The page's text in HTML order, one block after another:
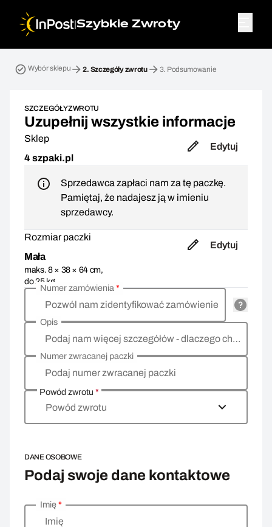
|Szybkie Zwroty
Wybór sklepu 2. Szczegóły zwrotu 3. Podsumowanie
SZCZEGÓŁY ZWROTU
Uzupełnij wszystkie informacje
Sklep
4 szpaki.pl
Edytuj
Sprzedawca zapłaci nam za tę paczkę.
Pamiętaj, że nadajesz ją w imieniu
sprzedawcy.
Rozmiar paczki
Mała
maks. 8 × 38 × 64 cm,
do 25 kg
Edytuj
Pozwól nam zidentyfikować zamówienie
Numer zamówienia*
Podaj nam więcej szczegółów - dlaczego chcesz zwrócić towar, co jest powodem?
Opis
Podaj numer zwracanej paczki
Numer zwracanej paczki
Powód zwrotu*
Powód zwrotu
DANE OSOBOWE
Podaj swoje dane kontaktowe
Wprowadź swoje dane osobowe
Imię
Imię*